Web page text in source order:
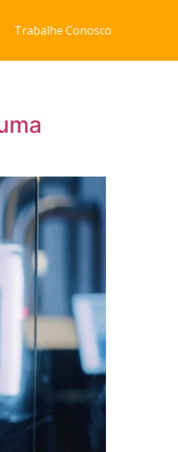
Trabalhe Conosco